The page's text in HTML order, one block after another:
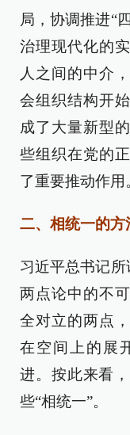
局，协调推进“
治理现代化的
人之间的中介
会组织结构开
成了大量新型
些组织在党的
了重要推动作用
二、相统一的方
习近平总书记所
两点论中的不
全对立的两点
在空间上的展
进。按此来看
些“相统一”。